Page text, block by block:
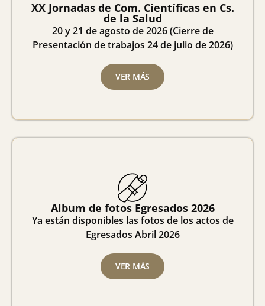
XX Jornadas de Com. Científicas en Cs.
de la Salud
20 y 21 de agosto de 2026 (Cierre de
Presentación de trabajos 24 de julio de 2026)
VER MÁS
Album de fotos Egresados 2026
Ya están disponibles las fotos de los actos de
Egresados Abril 2026
VER MÁS